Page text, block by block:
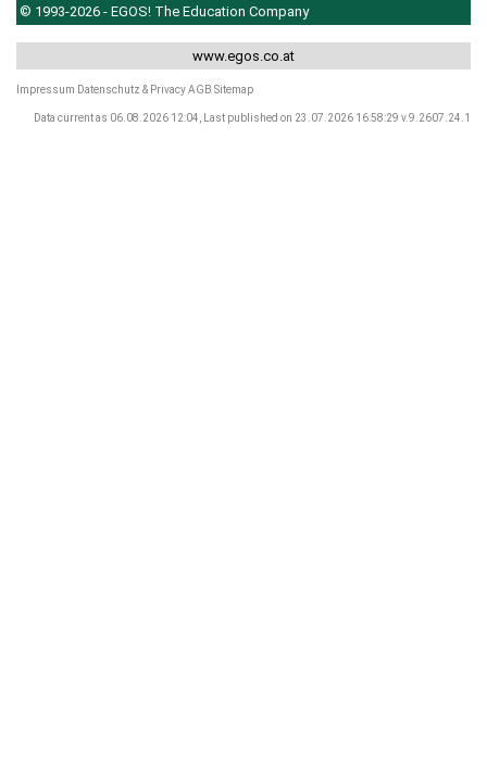
© 1993-2026 - EGOS! The Education Company
www.egos.co.at
Impressum Datenschutz & PrivacyAGB Sitemap
Data current as 06.08.2026 12:04, Last published on 23.07.2026 16:58:29 v.9.2607.24.1